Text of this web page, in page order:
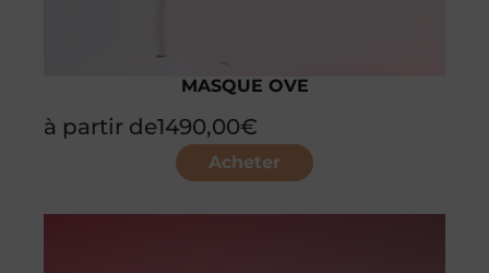
MASQUE OVE
à partir de1490,00€
Acheter